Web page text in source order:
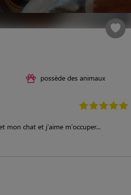
possède des animaux
mon chat et j'aime m'occuper...